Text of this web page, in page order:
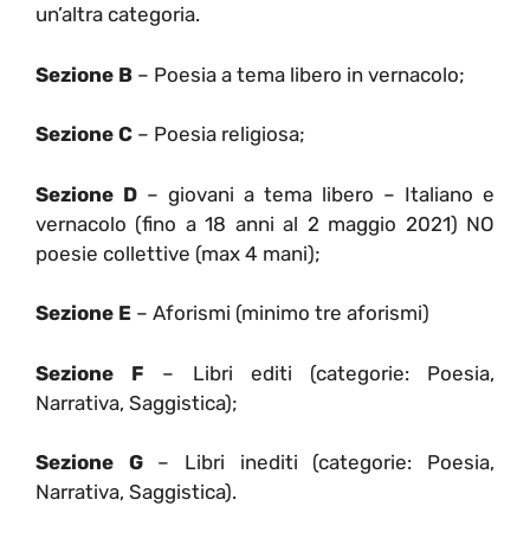
un’altra categoria.
Sezione B – Poesia a tema libero in vernacolo;
Sezione C – Poesia religiosa;
Sezione D – giovani a tema libero – Italiano e
vernacolo (fino a 18 anni al 2 maggio 2021) NO
poesie collettive (max 4 mani);
Sezione E – Aforismi (minimo tre aforismi)
Sezione F – Libri editi (categorie: Poesia,
Narrativa, Saggistica);
Sezione G– Libri inediti (categorie: Poesia,
Narrativa, Saggistica).